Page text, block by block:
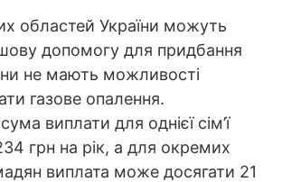
областей України можуть
допомогу для придбання
не мають можливості
газове опалення.
виплати для однієї сім’ї
грн на рік, а для окремих
виплата може досягати 21